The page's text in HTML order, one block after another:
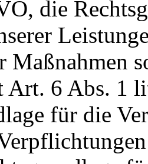
die
Maßnahmen
Art. 6 Abs. 1
für die